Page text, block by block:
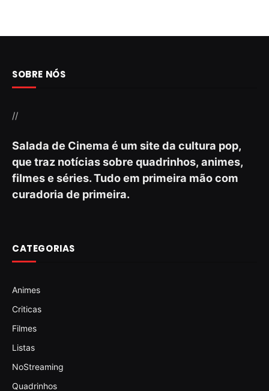
SOBRE NÓS
//
Salada de Cinema é um site da cultura pop,
que traz notícias sobre quadrinhos, animes,
filmes e séries. Tudo em primeira mão com
curadoria de primeira.
CATEGORIAS
Animes
Criticas
Filmes
Listas
NoStreaming
Quadrinhos